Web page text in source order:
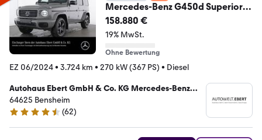
Mercedes-Benz G450d Superior
Prof.Reserverad Carbon MLED
Night
158.880 €
19% MwSt.
Ohne Bewertung
EZ 06/2024• 3.724 km • 270 kW (367 PS) • Diesel
Autohaus Ebert GmbH & Co. KG Mercedes-Benz
Verkauf und Service
64625 Bensheim
4.7 Sterne
(62)